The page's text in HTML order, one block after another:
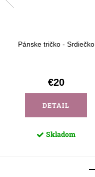
Pánske tričko - Srdiečko
€20
DETAIL
Skladom